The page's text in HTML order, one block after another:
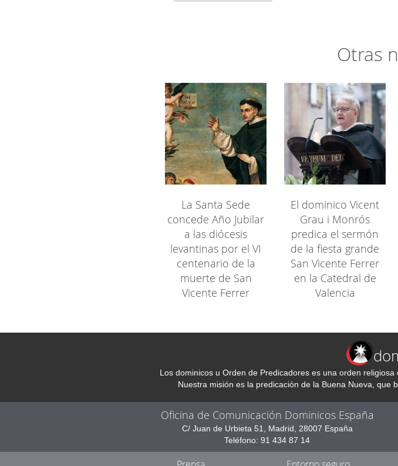
Otras
La Santa Sede
concede Año Jubilar
a las diócesis
levantinas por el VI
centenario de la
muerte de San
Vicente Ferrer
El dominico Vicent
Grau i Monrós
predica el sermón
de la fiesta grande
San Vicente Ferrer
en la Catedral de
Valencia
Los dominicos u Orden de Predicadores es una orden
Nuestra misión es la predicación de la Buena Nueva, que
Oficina de Comunicación Dominicos España
C/ Juan de Urbieta 51, Madrid, 28007 España
Teléfono: 91 434 87 14